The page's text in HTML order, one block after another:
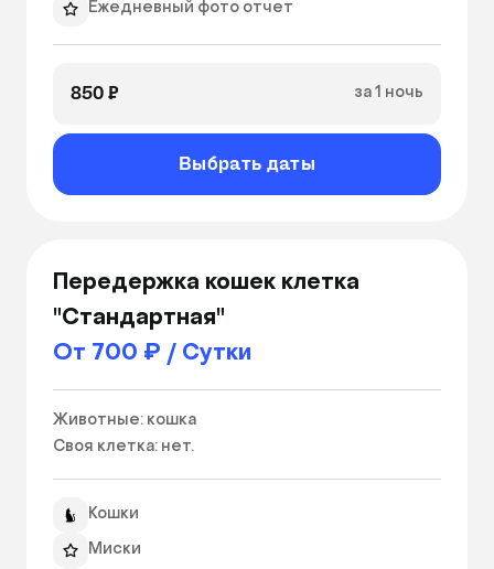
Ежедневный фото отчет
Индивидуальный режим кормления
850 ₽ за 1 ночь
Выбрать даты
Передержка кошек клетка
"Стандартная"
От 700 ₽ / Сутки
Животные: кошка
Своя клетка: нет.
Кошки
Миски